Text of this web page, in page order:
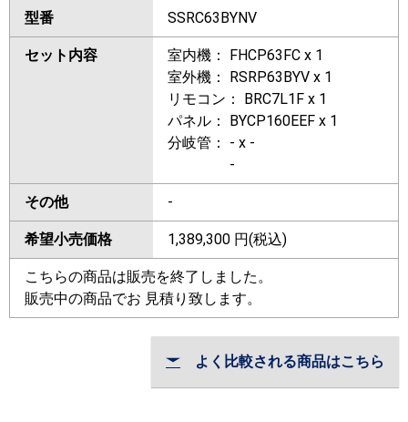
型番 SSRC63BYNV
セット内容
室内機： FHCP63FC x 1
室外機： RSRP63BYV x 1
リモコン： BRC7L1F x 1
パネル： BYCP160EEF x 1
分岐管： - x -
-
その他 -
希望小売価格 1,389,300 円(税込)
こちらの商品は販売を終了しました。
販売中の商品でお 見積り致します。
よく比較される商品はこちら